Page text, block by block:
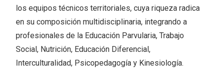
los equipos técnicos territoriales, cuya riqueza radica
en su composición multidisciplinaria, integrando a
profesionales de la Educación Parvularia, Trabajo
Social, Nutrición, Educación Diferencial,
Interculturalidad, Psicopedagogía y Kinesiología.